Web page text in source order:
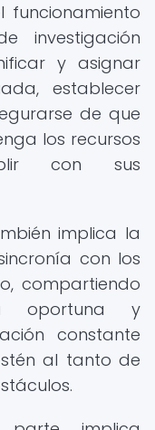
funcionamiento
investigación
y asignar
establecer
de que
los recursos
con sus
implica la
con los
compartiendo
oportuna y
constante
al tanto de